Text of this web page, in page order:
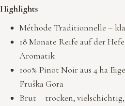
Highlights
Méthode Traditionnelle –
18 Monate Reife auf der
Aromatik
100% Pinot Noir aus 4 ha
Fruška Gora
Brut – trocken,